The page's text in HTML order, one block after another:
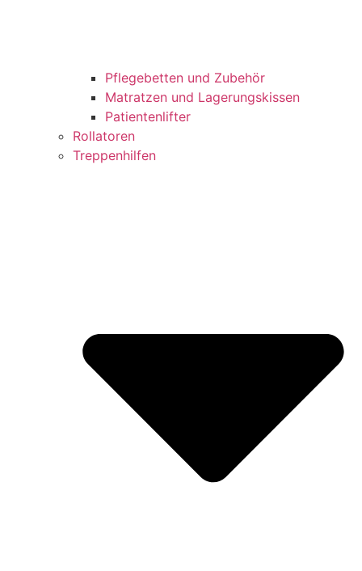
Pflegebetten und Zubehör
Matratzen und Lagerungskissen
Patientenlifter
Rollatoren
Treppenhilfen